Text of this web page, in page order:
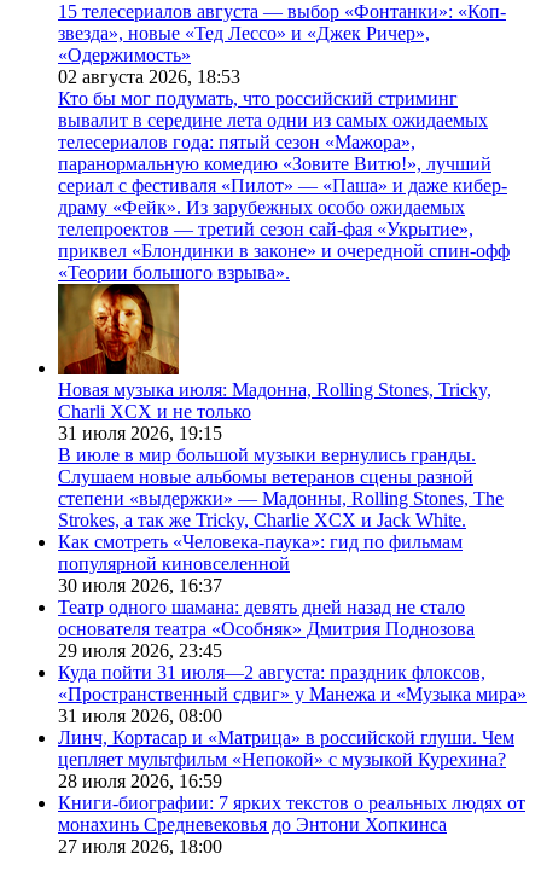
15 телесериалов августа — выбор «Фонтанки»: «Коп-
звезда», новые «Тед Лессо» и «Джек Ричер»,
«Одержимость»
02 августа 2026, 18:53
Кто бы мог подумать, что российский стриминг
вывалит в середине лета одни из самых ожидаемых
телесериалов года: пятый сезон «Мажора»,
паранормальную комедию «Зовите Витю!», лучший
сериал с фестиваля «Пилот» — «Паша» и даже кибер-
драму «Фейк». Из зарубежных особо ожидаемых
телепроектов — третий сезон сай-фая «Укрытие»,
приквел «Блондинки в законе» и очередной спин-офф
«Теории большого взрыва».
Новая музыка июля: Мадонна, Rolling Stones, Tricky,
Charli XCX и не только
31 июля 2026, 19:15
В июле в мир большой музыки вернулись гранды.
Слушаем новые альбомы ветеранов сцены разной
степени «выдержки» — Мадонны, Rolling Stones, The
Strokes, а так же Tricky, Charlie XCX и Jack White.
Как смотреть «Человека-паука»: гид по фильмам
популярной киновселенной
30 июля 2026, 16:37
Театр одного шамана: девять дней назад не стало
основателя театра «Особняк» Дмитрия Поднозова
29 июля 2026, 23:45
Куда пойти 31 июля—2 августа: праздник флоксов,
«Пространственный сдвиг» у Манежа и «Музыка мира»
31 июля 2026, 08:00
Линч, Кортасар и «Матрица» в российской глуши. Чем
цепляет мультфильм «Непокой» с музыкой Курехина?
28 июля 2026, 16:59
Книги-биографии: 7 ярких текстов о реальных людях от
монахинь Средневековья до Энтони Хопкинса
27 июля 2026, 18:00